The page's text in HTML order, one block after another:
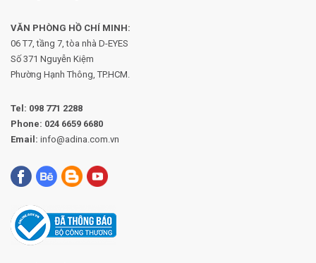
VĂN PHÒNG HỒ CHÍ MINH:
06 T7, tầng 7, tòa nhà D-EYES
Số 371 Nguyễn Kiệm
Phường Hạnh Thông, TP.HCM.
Tel: 098 771 2288
Phone: 024 6659 6680
Email: info@adina.com.vn